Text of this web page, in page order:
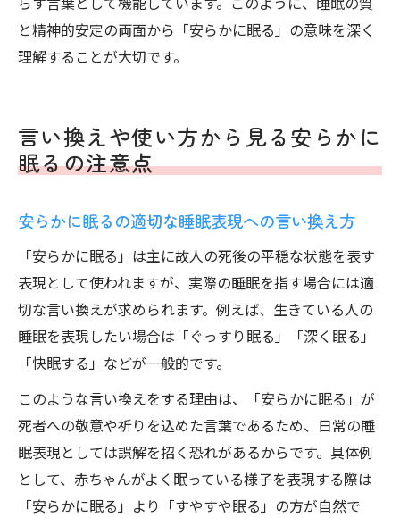
と精神的安定の両面から「安らかに眠る」の意味を深く
理解することが大切です。
言い換えや使い方から見る安らかに
眠るの注意点
安らかに眠るの適切な睡眠表現への言い換え方
「安らかに眠る」は主に故人の死後の平穏な状態を表す
表現として使われますが、実際の睡眠を指す場合には適
切な言い換えが求められます。例えば、生きている人の
睡眠を表現したい場合は「ぐっすり眠る」「深く眠る」
「快眠する」などが一般的です。
このような言い換えをする理由は、「安らかに眠る」が
死者への敬意や祈りを込めた言葉であるため、日常の睡
眠表現としては誤解を招く恐れがあるからです。具体例
として、赤ちゃんがよく眠っている様子を表現する際は
「安らかに眠る」より「すやすや眠る」の方が自然で